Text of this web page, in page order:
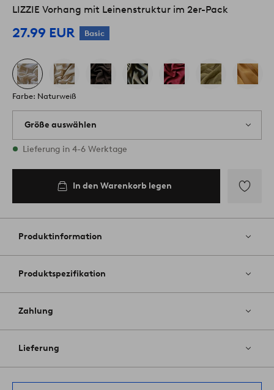
LIZZIE Vorhang mit Leinenstruktur im 2er-Pack
27.99 EUR Basic
Farbe: Naturweiß
Größe auswählen
Alle Größen vorrätig
Lieferung in 4-6 Werktage
In den Warenkorb legen
Favoriten
Produktinformation
Produktspezifikation
Zahlung
Lieferung